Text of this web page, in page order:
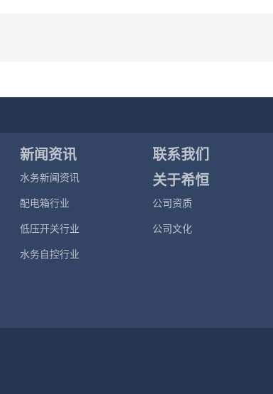
新闻资讯
水务新闻资讯
配电箱行业
低压开关行业
水务自控行业
联系我们
关于希恒
公司资质
公司文化